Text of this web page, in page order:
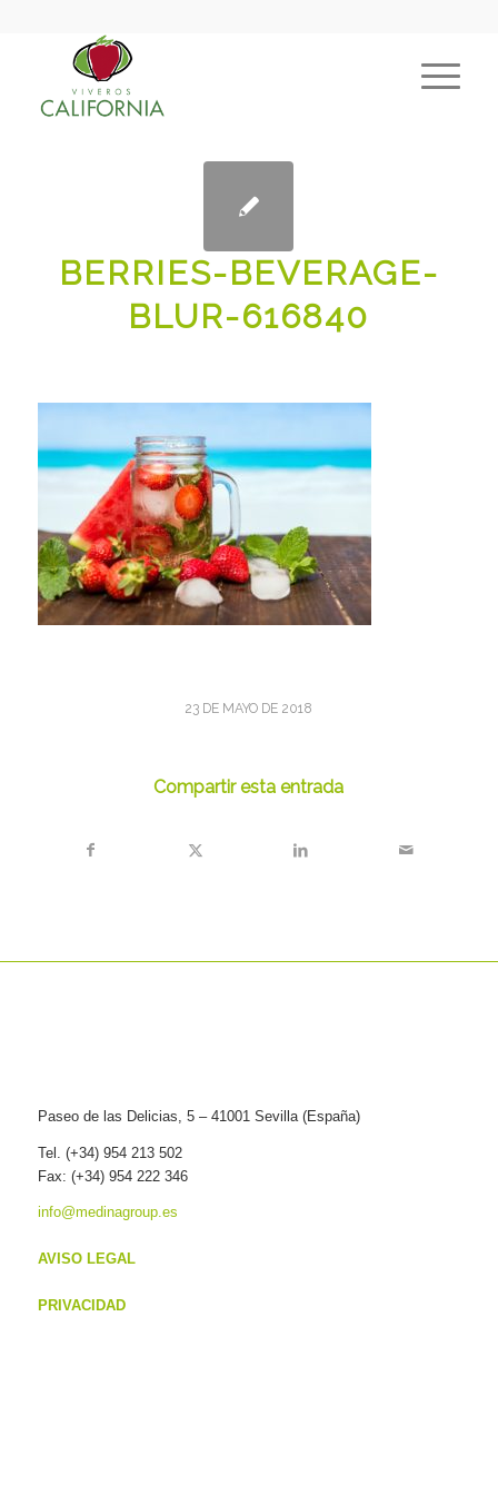
BERRIES-BEVERAGE-
BLUR-616840
23 DE MAYO DE 2018
Compartir esta entrada
Paseo de las Delicias, 5 – 41001 Sevilla (España)
Tel. (+34) 954 213 502
Fax: (+34) 954 222 346
info@medinagroup.es
AVISO LEGAL
PRIVACIDAD